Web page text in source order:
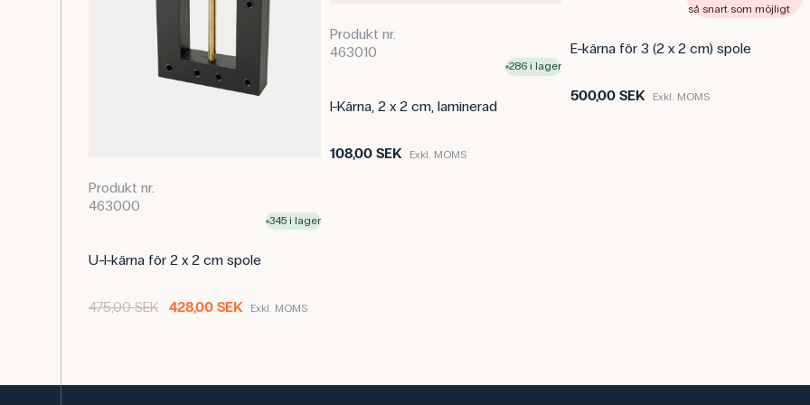
Ström: 1 A
Vindningar: 200/400
Innehållet har kvalitetssäkrats
Produkt nr.
463000
345 i lager
U-I-kärna för 2 x 2 cm spole
475,00 SEK 428,00 SEK Exkl. MOMS
Produkt nr.
463010
286 i lager
I-Kärna, 2 x 2 cm, laminerad
108,00 SEK Exkl. MOMS
så snart som möjligt
E-kärna för 3 (2 x 2 cm) spole
500,00 SEK Exkl. MOMS